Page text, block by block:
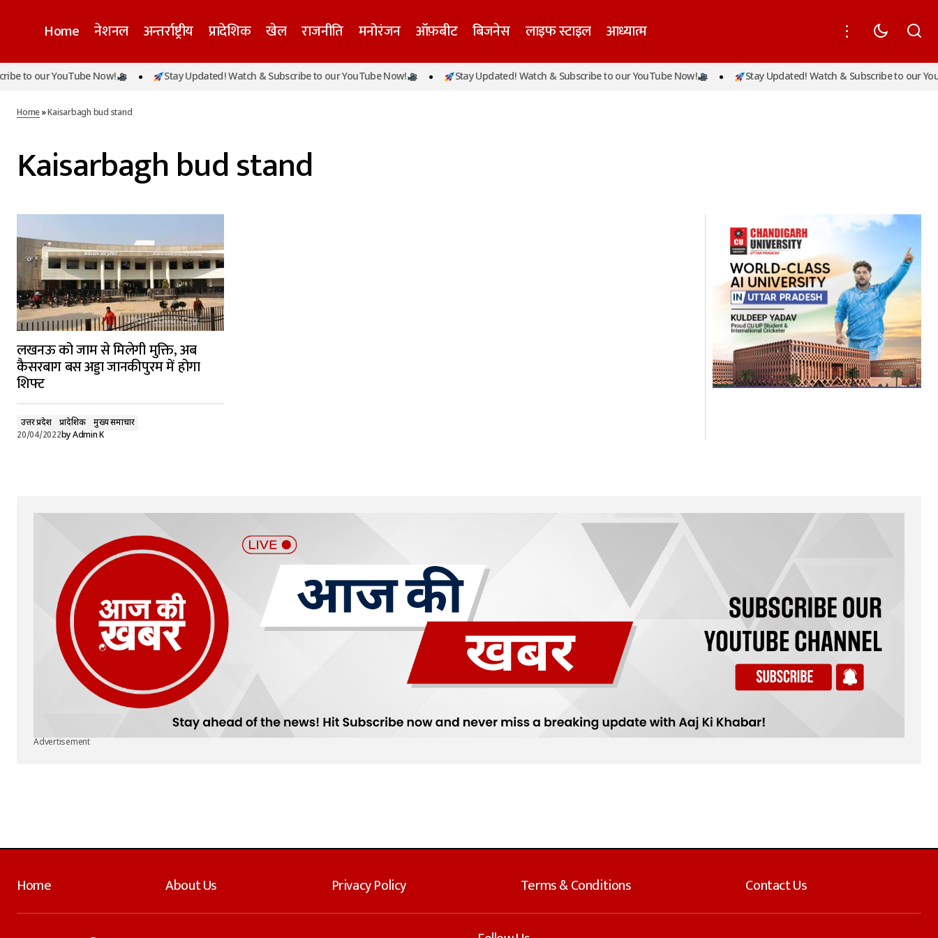
Home नेशनल अन्तर्राष्ट्रीय प्रादेशिक खेल राजनीति मनोरंजन ऑफ़बीट बिजनेस लाइफ स्टाइल आध्यात्म
to our YouTube Now! Stay Updated! Watch & Subscribe to our YouTube Now! Stay Updated! Watch & Subscribe to our YouTube Now! Stay Updated! Watch & Subscribe to our
Home»Kaisarbagh bud stand
Kaisarbagh bud stand
लखनऊ को जाम से मिलेगी मुक्ति, अब
कैसरबाग बस अड्डा जानकीपुरम में होगा
शिफ्ट
उत्तर प्रदेश प्रादेशिक
मुख्य समाचार
20/04/2022byAdmin K
Advertisement
Home About Us Privacy Policy Terms & Conditions Contact Us